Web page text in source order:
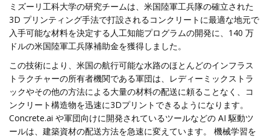
ミズーリ工科大学の研究チームは、米国陸軍工兵隊の確立された
3D プリンティング手法で打設されるコンクリートに最適な地元で
入手可能な材料を決定する人工知能プログラムの開発に、140 万
ドルの米国陸軍工兵隊補助金を獲得しました。
この技術により、米国の航行可能な水路のほとんどのインフラス
トラクチャーの所有者機関である軍団は、レディーミックストラ
ックやその他の方法による大量の材料の配送に頼ることなく、コ
ンクリート構造物を迅速に3Dプリントできるようになります。
Concrete.ai や軍団向けに開発されているツールなどの AI 駆動ツ
ールは、建築資材の配送方法を急速に変えています。 機械学習を